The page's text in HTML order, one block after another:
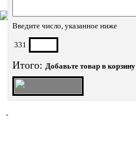
Введите число, указанное ниже
331
Итого: Добавьте товар в корзину
-